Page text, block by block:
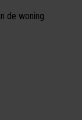
de woning.